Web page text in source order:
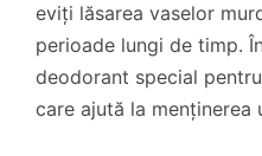
eviți lăsarea vaselor
perioade lungi de timp.
deodorant special
care ajută la menținerea